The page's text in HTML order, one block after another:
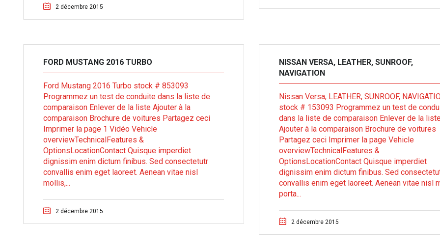
2 décembre 2015
FORD MUSTANG 2016 TURBO
Ford Mustang 2016 Turbo stock # 853093
Programmez un test de conduite dans la liste de
comparaison Enlever de la liste Ajouter à la
comparaison Brochure de voitures Partagez ceci
Imprimer la page 1 Vidéo Vehicle
overviewTechnicalFeatures &
OptionsLocationContact Quisque imperdiet
dignissim enim dictum finibus. Sed consectetutr
convallis enim eget laoreet. Aenean vitae nisl
mollis,...
2 décembre 2015
NISSAN VERSA, LEATHER, SUNROOF,
NAVIGATION
Nissan Versa, LEATHER, SUNROOF,
stock # 153093 Programmez un test de
dans la liste de comparaison Enlever de la
Ajouter à la comparaison Brochure de voitures
Partagez ceci Imprimer la page Vehicle
overviewTechnicalFeatures &
OptionsLocationContact Quisque imperdiet
dignissim enim dictum finibus. Sed
convallis enim eget laoreet. Aenean vitae nisl
porta...
2 décembre 2015